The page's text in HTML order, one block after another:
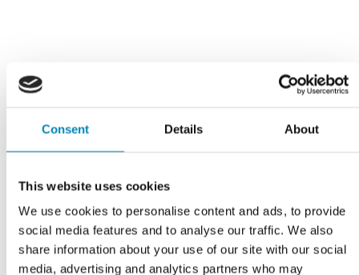
Consent Details About
This website uses cookies
We use cookies to personalise content and ads, to provide
social media features and to analyse our traffic. We also
share information about your use of our site with our social
media, advertising and analytics partners who may